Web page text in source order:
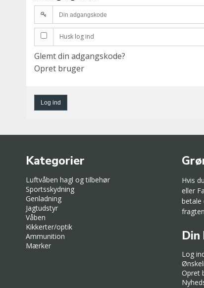
Husk log ind
Glemt din adgangskode?
Opret bruger
Log ind
Kategorier
Luftvåben hagl og tilbehør
Sportsskydning
Genladning
Jagtudstyr
Våben
Kikkerter/optik
Ammunition
Mærker
Hvis
eller
betale
Log
Opret